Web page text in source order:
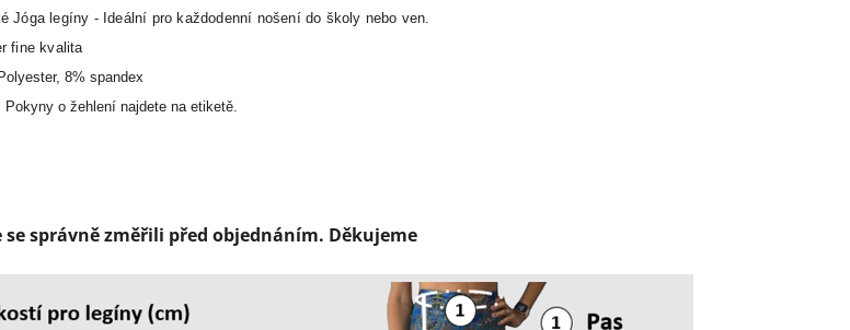
Jóga legíny - Ideální pro každodenní nošení do školy nebo ven.
fine kvalita
8% spandex
o žehlení najdete na etiketě.
se správně změřili před objednáním. Děkujeme